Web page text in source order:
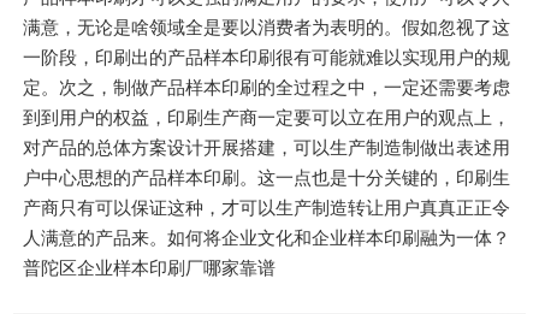
满意，无论是啥领域全是要以消费者为表明的。假如忽视了这
一阶段，印刷出的产品样本印刷很有可能就难以实现用户的规
定。次之，制做产品样本印刷的全过程之中，一定还需要考虑
到到用户的权益，印刷生产商一定要可以立在用户的观点上，
对产品的总体方案设计开展搭建，可以生产制造制做出表述用
户中心思想的产品样本印刷。这一点也是十分关键的，印刷生
产商只有可以保证这种，才可以生产制造转让用户真真正正令
人满意的产品来。如何将企业文化和企业样本印刷融为一体？
普陀区企业样本印刷厂哪家靠谱